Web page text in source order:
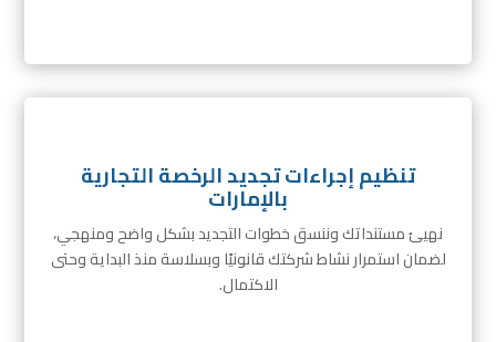
تنظيم إجراءات تجديد الرخصة التجارية
بالإمارات
نهيئ مستنداتك وننسق خطوات التجديد بشكل واضح ومنهجي،
لضمان استمرار نشاط شركتك قانونيًا وبسلاسة منذ البداية وحتى
الاكتمال.